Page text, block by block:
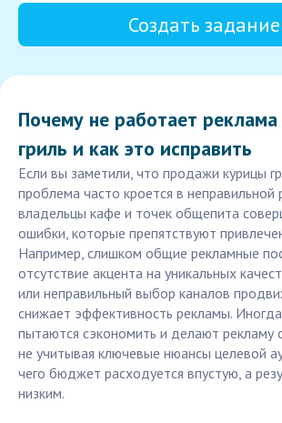
Создать задание
Почему не работает
гриль и как это исправить
Если вы заметили, что продажи курицы
проблема часто кроется в неправильной
владельцы кафе и точек общепита
ошибки, которые препятствуют
Например, слишком общие рекламные
отсутствие акцента на уникальных
или неправильный выбор каналов
снижает эффективность рекламы.
пытаются сэкономить и делают рекламу
не учитывая ключевые нюансы целевой
чего бюджет расходуется впустую, а
низким.